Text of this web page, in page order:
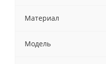
Материал
Модель